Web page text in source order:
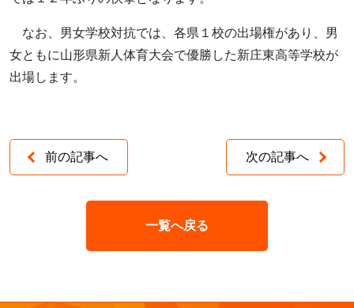
なお、男女学校対抗では、各県１校の出場権があり、男
女ともに山形県新人体育大会で優勝した新庄東高等学校が
出場します。
前の記事へ 次の記事へ
一覧へ戻る